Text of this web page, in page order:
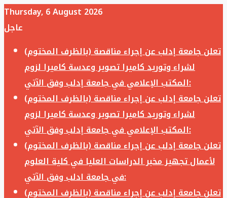
Thursday, 6 August 2026
عاجل
تعلن جامعة إدلب عن إجراء مناقصة (بالظرف المختوم)
لشراء وتوريد كاميرا تصوير وعدسة كاميرا لزوم
المكتب الإعلامي في جامعة إدلب وفق الآتي:
تعلن جامعة إدلب عن إجراء مناقصة (بالظرف المختوم)
لشراء وتوريد كاميرا تصوير وعدسة كاميرا لزوم
المكتب الإعلامي في جامعة إدلب وفق الآتي:
تعلن جامعة إدلب عن إجراء مناقصة (بالظرف المختوم)
لأعمال تجهيز مخبر الدراسات العليا في كلية العلوم
في جامعة ادلب وفق الآتي:
تعلن جامعة إدلب عن إجراء مناقصة (بالظرف المختوم)